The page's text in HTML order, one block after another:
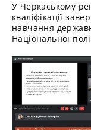
У Черкаському
кваліфікації
навчання
Національної